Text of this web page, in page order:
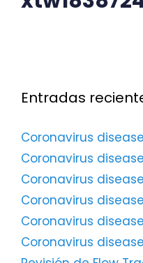
Entradas
Coronavirus
Coronavirus
Coronavirus
Coronavirus
Coronavirus
Coronavirus